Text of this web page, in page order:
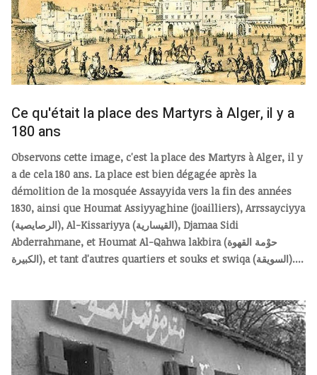
Ce qu'était la place des Martyrs à Alger, il y a
180 ans
Observons cette image, c'est la place des Martyrs à Alger, il y
a de cela 180 ans. La place est bien dégagée après la
démolition de la mosquée Assayyida vers la fin des années
1830, ainsi que Houmat Assiyyaghine (joailliers), Arrssayciyya
(الرصايصية), Al-Kissariyya (القيسارية), Djamaa Sidi
Abderrahmane, et Houmat Al-Qahwa lakbira (حوْمة القهوة
الكبيرة), et tant d'autres quartiers et souks et swiqa (السويقة)....